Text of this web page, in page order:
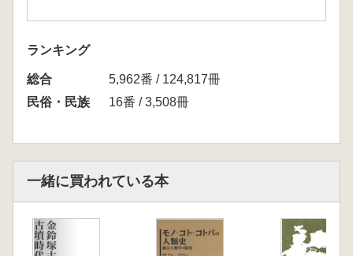
ランキング
総合
5,962番 / 124,817冊
民俗・民族
16番 / 3,508冊
一緒に買われている本